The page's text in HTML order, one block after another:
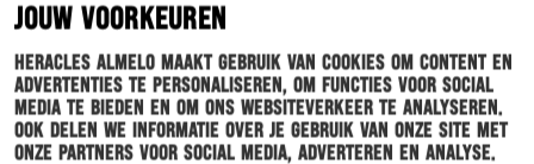
JOUW VOORKEUREN
Heracles Almelo maakt gebruik van cookies om content en
advertenties te personaliseren, om functies voor social
media te bieden en om ons websiteverkeer te analyseren.
Ook delen we informatie over je gebruik van onze site met
onze partners voor social media, adverteren en analyse.
nieuwsbrief van Heracles Almelo. Doordat je zelf aan
kan geven welk nieuws jij van ons wil ontvangen,
sturen wij alleen nieuws wat voor jou relevant is.
INSCHRIJVEN